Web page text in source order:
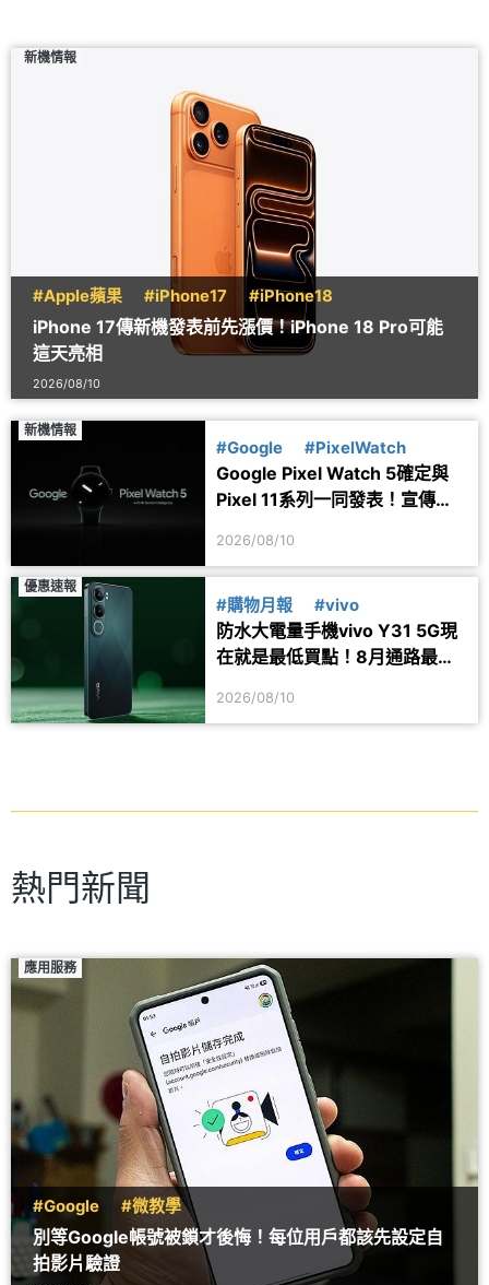
新機情報
#Apple蘋果 #iPhone17 #iPhone18
iPhone 17傳新機發表前先漲價！iPhone 18 Pro可能
這天亮相
2026/08/10
新機情報
#Google #PixelWatch
Google Pixel Watch 5確定與
Pixel 11系列一同發表！宣傳圖
2026/08/10
優惠速報
#購物月報 #vivo
防水大電量手機vivo Y31 5G現
在就是最低買點！8月通路最新
2026/08/10
熱門新聞
應用服務
#Google #微教學
別等Google帳號被鎖才後悔！每位用戶都該先設定自
拍影片驗證